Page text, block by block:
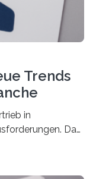
Trends
in
Das
Linnenbrink